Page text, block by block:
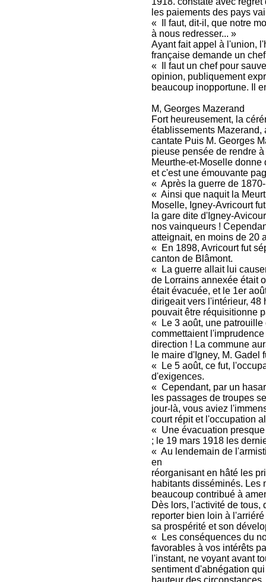
les paiements des pays
« Il faut, dit-il, que notre
à nous redresser... »
Ayant fait appel à l'union,
française demande un chef
« Il faut un chef pour
opinion, publiquement
beaucoup inopportune. Il
M, Georges Mazerand
Fort heureusement, la
établissements Mazerand,
cantate Puis M. Georges
pieuse pensée de rendre
Meurthe-et-Moselle
et c'est une émouvante
« Après la guerre de
« Ainsi que naquit la
Moselle, Igney-Avricourt
la gare dite d'Igney-
nos vainqueurs !
atteignait, en moins de 20
« En 1898, Avricourt fut
canton de Blâmont.
« La guerre allait lui
de Lorrains annexée était
était évacuée, et le 1er
dirigeait vers l'intérieur, 48
pouvait être réquisitionne
« Le 3 août, une patrouille
commettaient
direction ! La commune
le maire d'Igney, M. Gadel
« Le 5 août, ce fut,
d'exigences.
« Cependant, par un
les passages de troupes
jour-là, vous aviez
court répit et l'occupation
« Une évacuation
; le 19 mars 1918 les
« Au lendemain de
en
réorganisant en hâté les
habitants disséminés. Les
beaucoup contribué à
Dès lors, l'activité de
reporter bien loin à
sa prospérité et son
« Les conséquences du
favorables à vos intérêts
l'instant, ne voyant avant
sentiment d'abnégation
hauteur des